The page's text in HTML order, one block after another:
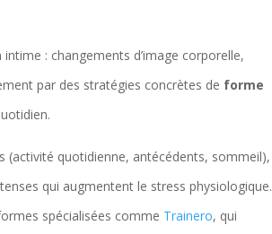
: changements d’image corporelle,
par des stratégies concrètes de forme
(activité quotidienne, antécédents, sommeil),
qui augmentent le stress physiologique.
spécialisées comme Trainero, qui